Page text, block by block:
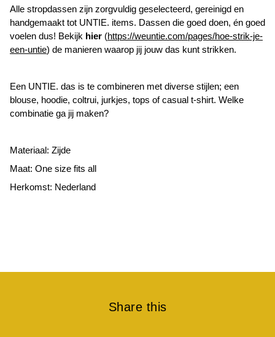
Alle stropdassen zijn zorgvuldig geselecteerd, gereinigd en
handgemaakt tot UNTIE. items. Dassen die goed doen, én goed
voelen dus! Bekijk hier (https://weuntie.com/pages/hoe-strik-je-
een-untie) de manieren waarop jij jouw das kunt strikken.
Een UNTIE. das is te combineren met diverse stijlen; een
blouse, hoodie, coltrui, jurkjes, tops of casual t-shirt. Welke
combinatie ga jij maken?
Materiaal: Zijde
Maat: One size fits all
Herkomst: Nederland
Share this